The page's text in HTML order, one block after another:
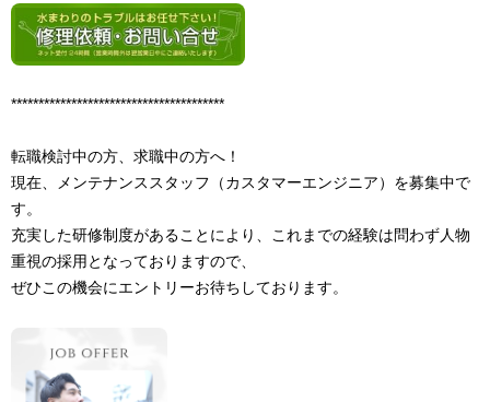
***************************************
転職検討中の方、求職中の方へ！
現在、メンテナンススタッフ（カスタマーエンジニア）を募集中で
す。
充実した研修制度があることにより、これまでの経験は問わず人物
重視の採用となっておりますので、
ぜひこの機会にエントリーお待ちしております。